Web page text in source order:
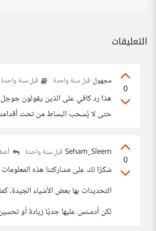
التعليقات
0
مجهول قبل سنة واحدة قبل سنة واحدة
هذا رد كافي على الذين يقولون جوجل
حتى لا يُسحب البساط من تحت
0
Seham_Sleem قبل سنة واحدة
شكرًا لك على مشاركتنا هذه المعلومات
التحديثات بها بعض الأشياء الجيدة،
لكن أدسنس عليها جديًا زيادة أو